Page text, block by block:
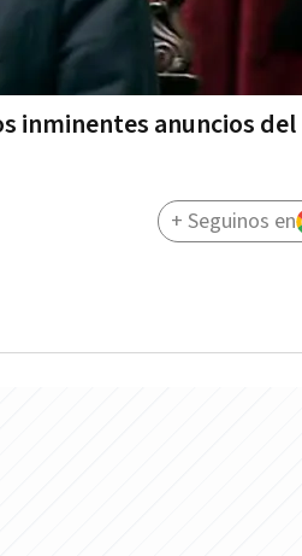
inminentes anuncios del
+ Seguinos en